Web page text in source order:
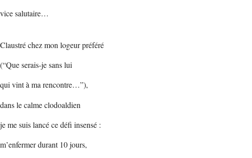
vice salutaire…
Claustré chez mon logeur préféré
(“Que serais-je sans lui
qui vint à ma rencontre…”),
dans le calme clodoaldien
je me suis lancé ce défi insensé :
m’enfermer durant 10 jours,